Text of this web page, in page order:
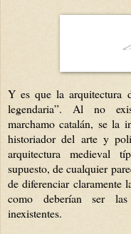
Y es que la arquitectura
legendaria”. Al no
marchamo catalán, se la
historiador del arte y
arquitectura medieval
supuesto, de cualquier
de diferenciar claramente
como deberían ser
inexistentes.